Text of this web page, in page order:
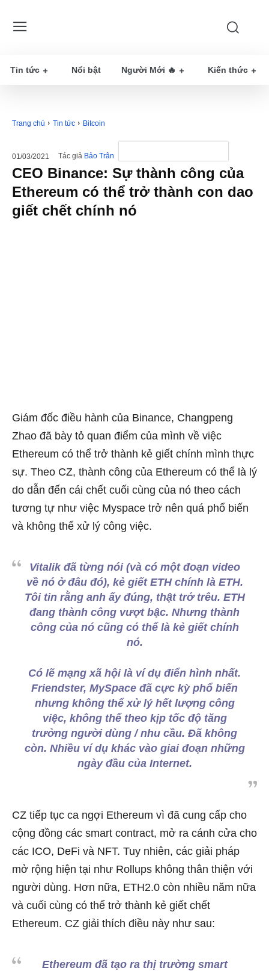
Tin tức Nổi bật Người Mới 🔥 Kiến thức
Trang chủ Tin tức Bitcoin
01/03/2021 Tác giả Bảo Trân
CEO Binance: Sự thành công của
Ethereum có thể trở thành con dao
giết chết chính nó
Giám đốc điều hành của Binance, Changpeng
Zhao đã bày tỏ quan điểm của mình về việc
Ethereum có thể trở thành kẻ giết chính mình thực
sự. Theo CZ, thành công của Ethereum có thể là lý
do dẫn đến cái chết cuối cùng của nó theo cách
tương tự như việc Myspace trở nên quá phổ biến
và không thể xử lý công việc.
Vitalik đã từng nói (và có một đoạn video
về nó ở đâu đó), kẻ giết ETH chính là ETH.
Tôi tin rằng anh ấy đúng, thật trớ trêu. ETH
đang thành công vượt bậc. Nhưng thành
công của nó cũng có thể là kẻ giết chính
nó.
Có lẽ mạng xã hội là ví dụ điển hình nhất.
Friendster, MySpace đã cực kỳ phổ biến
nhưng không thể xử lý hết lượng công
việc, không thể theo kịp tốc độ tăng
trưởng người dùng / nhu cầu. Đã không
còn. Nhiều ví dụ khác vào giai đoạn những
ngày đầu của Internet.
CZ tiếp tục ca ngợi Ethereum vì đã cung cấp cho
cộng đồng các smart contract, mở ra cánh cửa cho
các ICO, DeFi và NFT. Tuy nhiên, các giải pháp
mở rộng hiện tại như Rollups không thân thiện với
người dùng. Hơn nữa, ETH2.0 còn nhiều năm nữa
và cuối cùng có thể trở thành kẻ giết chết
Ethereum. CZ giải thích điều này như sau:
Ethereum đã tạo ra thị trường smart